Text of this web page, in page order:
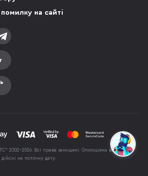
на сайті
2002-2026. Всі права захищені. Оголошена вартість
на поточну дату.